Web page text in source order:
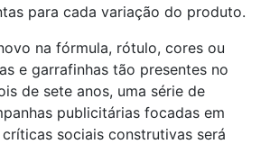
para cada variação do produto.
na fórmula, rótulo, cores ou
e garrafinhas tão presentes no
de sete anos, uma série de
publicitárias focadas em
sociais construtivas será